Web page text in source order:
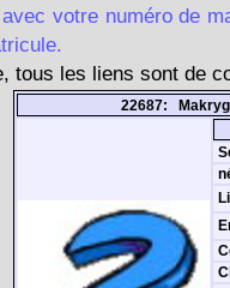
votre numéro de
tous les liens sont de
22687: